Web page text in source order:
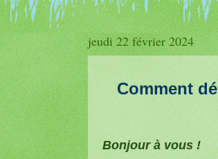
jeudi 22 février 2024
Comment
Bonjour à vous !